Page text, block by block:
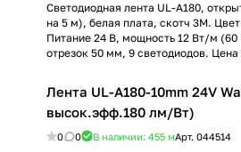
Светодиодная лента UL-A180,
на 5 м), белая плата, скотч 3M.
Питание 24 В, мощность 12 Вт/м
отрезок 50 мм, 9 светодиодов. Цена
Лента UL-A180-10mm 24V
высок.эфф.180 лм/Вт)
0 0 В наличии: 455 мАрт. 044514